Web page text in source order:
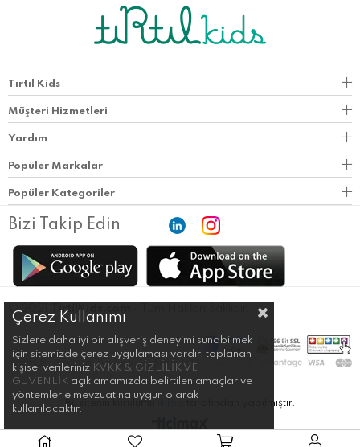
Tırtıl Kids
Müşteri Hizmetleri
Yardım
Popüler Markalar
Popüler Kategoriler
Bizi Takip Edin
© 2021 TirtilKids.com
Bu sitenin kurulumu tarafından yapılmıştır.
Çerez Kullanımı
Sizlere daha iyi bir alışveriş deneyimi sunabilmek
için sitemizde çerez uygulaması vardır, toplanan
kişisel verileriniz KVKK & GİZLİLİK VE
GÜVENLİK açıklamamızda belirtilen amaçlar ve
yöntemlerle mevzuatına uygun olarak
kullanılacaktır.